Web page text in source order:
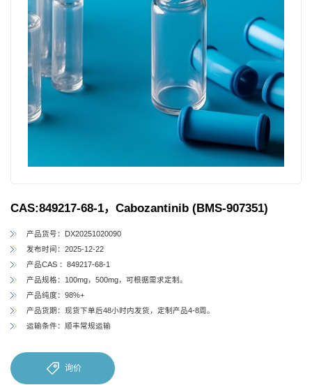
CAS:849217-68-1，Cabozantinib (BMS-907351)
产品货号：DX20251020090
发布时间：2025-12-22
产品CAS ：849217-68-1
产品规格：100mg，500mg，可根据需求定制。
产品纯度：98%+
产品货期：现货下单后48小时内发货，定制产品4-8周。
运输条件：顺丰常规运输
询价